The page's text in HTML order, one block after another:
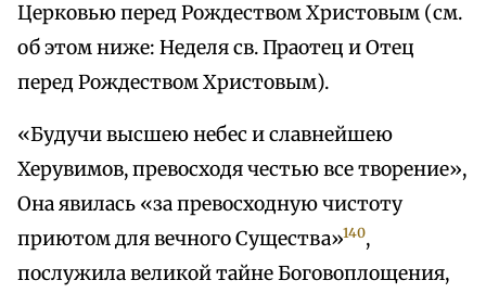
Церковью перед Рождеством Христовым (см.
об этом ниже: Неделя св. Праотец и Отец
перед Рождеством Христовым).
«Будучи высшею небес и славнейшею
Херувимов, превосходя честью все творение»,
Она явилась «за превосходную чистоту
приютом для вечного Существа»140,
послужила великой тайне Боговоплощения,